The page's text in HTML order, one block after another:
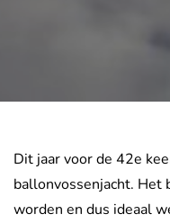
Dit jaar voor de 42e
ballonvossenjacht. Het
worden en dus ideaal